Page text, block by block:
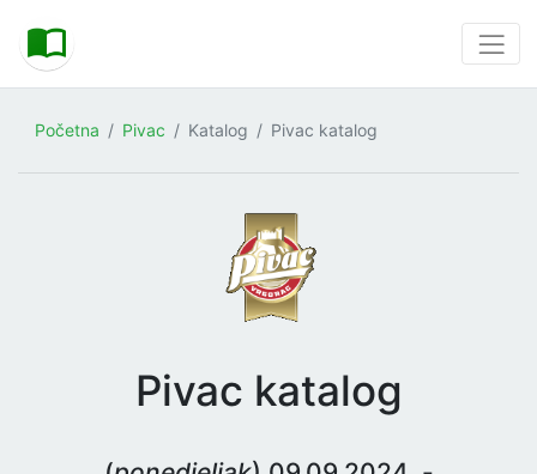
Početna Pivac Katalog Pivac katalog
Pivac katalog